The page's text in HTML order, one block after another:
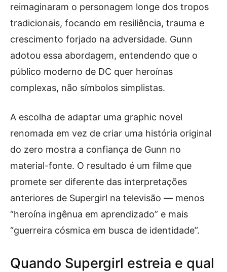
reimaginaram o personagem longe dos tropos
tradicionais, focando em resiliência, trauma e
crescimento forjado na adversidade. Gunn
adotou essa abordagem, entendendo que o
público moderno de DC quer heroínas
complexas, não símbolos simplistas.
A escolha de adaptar uma graphic novel
renomada em vez de criar uma história original
do zero mostra a confiança de Gunn no
material-fonte. O resultado é um filme que
promete ser diferente das interpretações
anteriores de Supergirl na televisão — menos
“heroína ingênua em aprendizado” e mais
“guerreira cósmica em busca de identidade”.
Quando Supergirl estreia e qual